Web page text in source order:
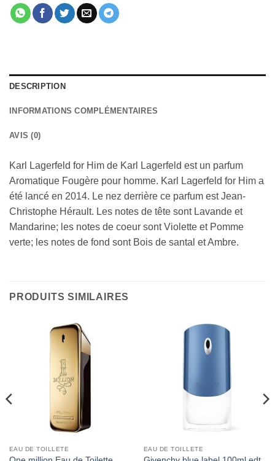
DESCRIPTION
INFORMATIONS COMPLÉMENTAIRES
AVIS (0)
Karl Lagerfeld for Him de Karl Lagerfeld est un parfum
Aromatique Fougère pour homme. Karl Lagerfeld for Him a
été lancé en 2014. Le nez derrière ce parfum est Jean-
Christophe Hérault. Les notes de tête sont Lavande et
Mandarine; les notes de coeur sont Violette et Pomme
verte; les notes de fond sont Bois de santal et Ambre.
PRODUITS SIMILAIRES
EAU DE TOILLETE EAU DE TOILLETE